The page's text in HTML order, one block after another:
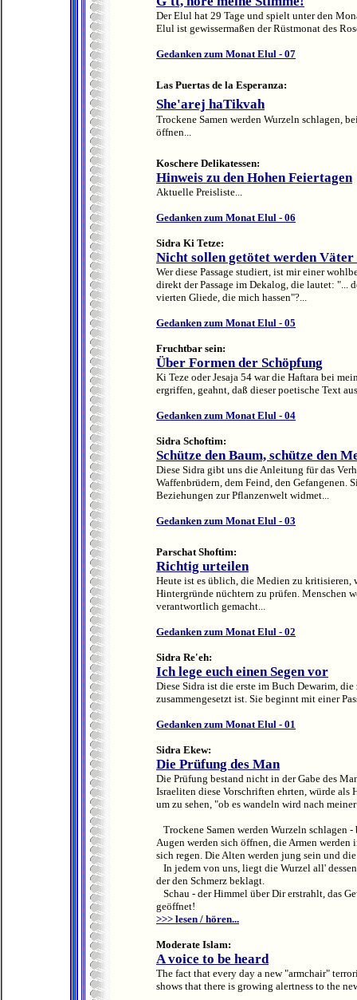
Der Elul hat 29 Tage und spielt unter den
Elul ist gewissermaßen der Rüstmonat des
Gedanken zum Monat Elul - 07
Las Puertas de la Esperanza:
She'arej haTikvah
Trockene Samen werden Wurzeln schlagen,
öffnen...
Koschere Delikatessen:
Hinweis zu den Hohen Feiertagen
Aktuelle Preisliste...
Gedanken zum Monat Elul - 06
Sidra Ki Tetze:
Nicht sollen getötet werden
Wer diese Passage studiert, ist mir einer
direkt der Passage im Dekalog, die lautet: "...
vierten Gliede, die mich hassen"?...
Gedanken zum Monat Elul - 05
Fruchtbar sein:
Über Formen der Schöpfung
Ki Teze oder Jesaja 54 war die Haftara bei
ergriffen, geahnt, daß dieser poetische Text
Gedanken zum Monat Elul - 04
Sidra Schoftim:
Schütze den Baum, schütze den
Diese Sidra gibt uns die Anleitung für das
Waffenbrüdern, dem Feind, den Gefangenen.
Beziehungen zur Pflanzenwelt widmet...
Gedanken zum Monat Elul - 03
Parschat Shoftim:
Richtig urteilen
Heute ist es üblich, die Medien zu kritisieren,
Hintergründe nüchtern zu prüfen. Menschen
verantwortlich gemacht...
Gedanken zum Monat Elul - 02
Sidra Re'eh:
Ich lege euch einen Segen vor
Diese Sidra ist die erste im Buch Dewarim,
zusammengesetzt ist. Sie beginnt mit einer
Gedanken zum Monat Elul - 01
Sidra Ekew:
Die Prüfung des Man
Die Prüfung bestand nicht in der Gabe des
Israeliten diese Vorschriften ehrten, würde
um zu sehen, "ob es wandeln wird nach
Trockene Samen werden Wurzeln schlagen
Augen werden sich öffnen, die Armen
sich regen. Die Alten werden jung sein und
In jedem von uns, liegt die Wurzel all'
der den Schmerz beklagt.
Schau - der Himmel über Dir erstrahlt, das
geöffnet!
>>> lesen / hören...
Moderate Islam:
A voice to be heard
The fact that every day a new "armchair"
shows that there is growing alertness to the